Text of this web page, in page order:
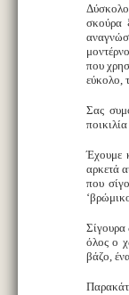
σκούρα
που
εύκολο,
Σας
Έχουμε
αρκετά
που
Σίγουρα
όλος ο
βάζο,